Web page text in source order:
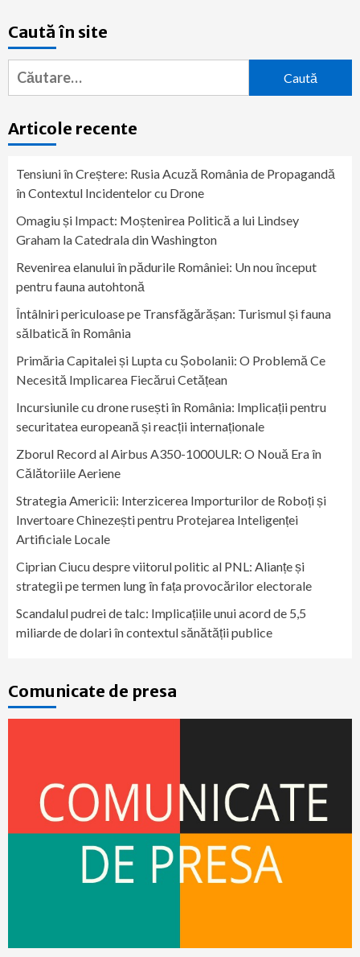
Caută în site
Caută
după:
Articole recente
Tensiuni în Creștere: Rusia Acuză România de Propagandă
în Contextul Incidentelor cu Drone
Omagiu și Impact: Moștenirea Politică a lui Lindsey
Graham la Catedrala din Washington
Revenirea elanului în pădurile României: Un nou început
pentru fauna autohtonă
Întâlniri periculoase pe Transfăgărășan: Turismul și fauna
sălbatică în România
Primăria Capitalei și Lupta cu Șobolanii: O Problemă Ce
Necesită Implicarea Fiecărui Cetățean
Incursiunile cu drone rusești în România: Implicații pentru
securitatea europeană și reacții internaționale
Zborul Record al Airbus A350-1000ULR: O Nouă Era în
Călătoriile Aeriene
Strategia Americii: Interzicerea Importurilor de Roboți și
Invertoare Chinezești pentru Protejarea Inteligenței
Artificiale Locale
Ciprian Ciucu despre viitorul politic al PNL: Alianțe și
strategii pe termen lung în fața provocărilor electorale
Scandalul pudrei de talc: Implicațiile unui acord de 5,5
miliarde de dolari în contextul sănătății publice
Comunicate de presa